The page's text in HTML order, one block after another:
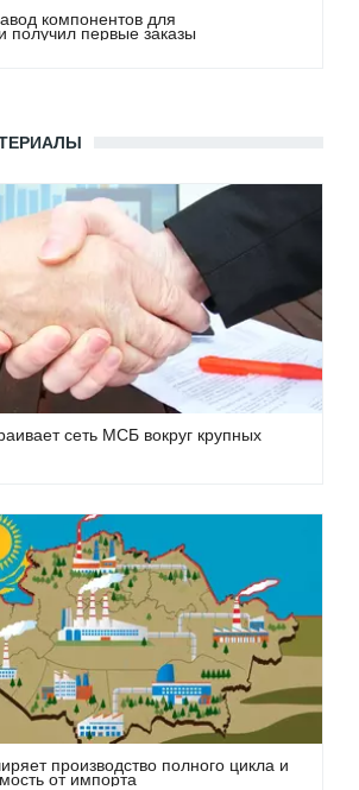
компонентов для
получил первые заказы
сеть МСБ вокруг крупных
производство полного цикла и
от импорта